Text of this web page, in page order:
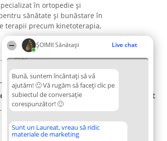
ŞOIMII Sănătații Live chat
08:23
Bună, suntem încântați să vă
ajutăm! 🙂 Vă rugăm să faceți clic pe
subiectul de conversație
corespunzător! 🙂
Sunt un Laureat, vreau să ridic
materiale de marketing
în ortopedie și
sănătate și bunăstare în
terapii precum kinetoterapia,
Ranking
BR SRL
Cod 061952
București
CUI 36737675
Plebiscyt
Tuturor
Laureaților
Contact